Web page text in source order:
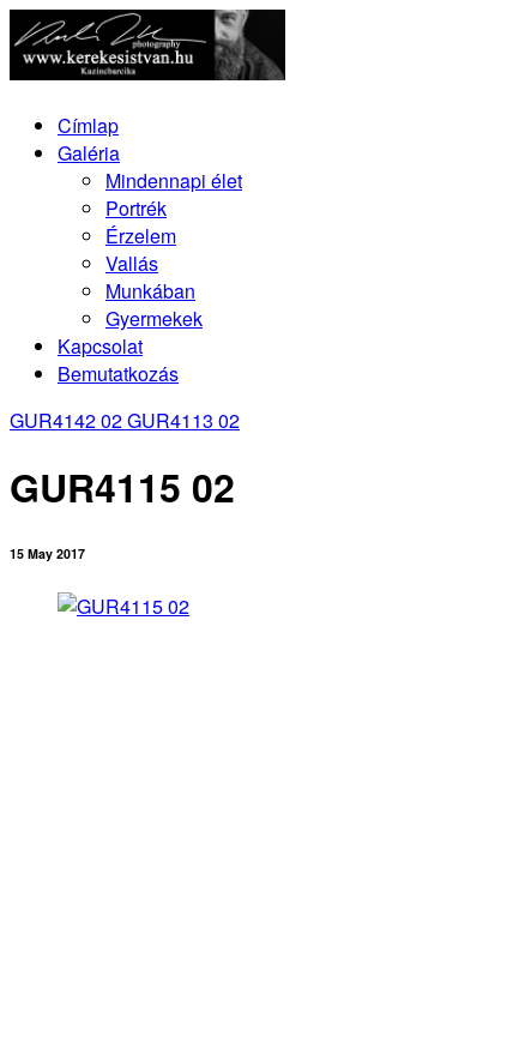
Címlap
Galéria
Mindennapi élet
Portrék
Érzelem
Vallás
Munkában
Gyermekek
Kapcsolat
Bemutatkozás
GUR4142 02GUR4113 02
GUR4115 02
15 May 2017